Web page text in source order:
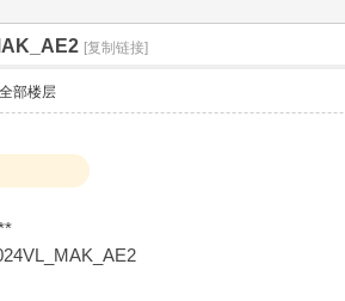
[复制链接]
部楼层